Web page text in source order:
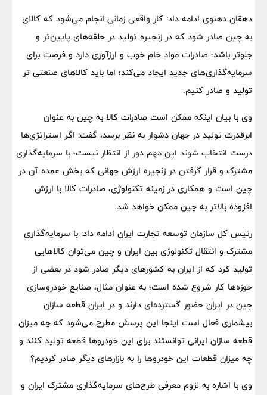
دهقان دهنوی ادامه داد: کار واقعی زمانی انجام می‌شود که کالای
به چین صادر شود که در زنجیره تولید در حلقه‌های پایین‌تر و
جلوتر باشد؛ صادرات مواد خام خوب و ارزآوری دارد و فرصت برای
سرمایه‌گذاری‌های جدید ایجاد می‌کند؛ اما باید کالاهای صنعتی تر
تولید و صادر کنیم.
وی با بیان اینکه ممکن است صادرات کالا به چین به عنوان
ابرقدرت تولید در جهان دشوار به نظر برسد، گفت: اگر استراتژی‌ها
درست انتخاب شوند این مهم دور از انتظار نیست؛ با سرمایه‌گذاری
مشترک و قرار گرفتن در زنجیره ارزش جهانی که بخش عمده آن در
چین است و همکاری در زمینه تکنولوژی، صادرات کالا با ارزش
افزوده بالاتر به چین ممکن خواهد شد.
رئیس کل سازمان توسعه تجارت ایران ادامه داد: با سرمایه‌گذاری
مشترک و انتقال تکنولوژی بین ایران و چین می‌توان کالاهایی
تولید کرد که از ایران به کشورهای دیگر صادر شود در بعضی از
حوزه‌ها کار شروع شده است؛ به عنوان مثال، صنایع خودروسازی
چین در ایران حضور گسترده‌ای دارند و در ایران قطعه سازان
بیشماری فعال است اینجا این پرسش مطرح می‌شود که چه میزان
قطعه سازان ایرانی توانستند برای این خودروها قطعه تولید کنند و
چه میزان قطعات این خودروها را به بازارهای دیگر صادر کردیم؟
وی با اشاره به لزوم معرفی طرح‌های سرمایه‌گذاری مشترک ایران و